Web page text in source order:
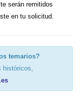
serán remitidos
en tu solicitud.
temarios?
históricos,